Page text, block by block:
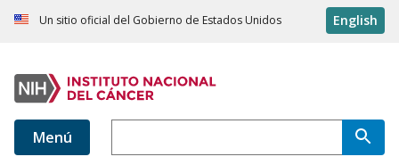
Un sitio oficial del Gobierno de Estados Unidos English
Menú